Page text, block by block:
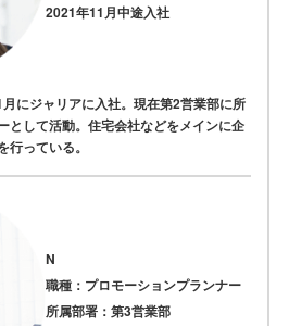
2021年11月中途入社
にジャリアに入社。現在第2営業部に所
として活動。住宅会社などをメインに企
っている。
N
職種：プロモーションプランナー
所属部署：第3営業部